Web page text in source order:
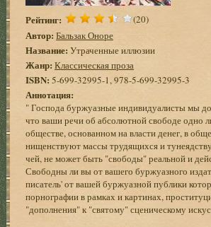
Рейтинг: (20)
Автор: Бальзак Оноре
Название: Утраченные иллюзии
Жанр: Классическая проза
ISBN: 5-699-32995-1, 978-5-699-32995-3
Аннотация:
" Господа буржуазные индивидуалисты мы
что ваши речи об абсолютной свободе одно
обществе, основанном на власти денег, в
нищенствуют массы трудящихся и
чей, не может быть "свободы" реальной и
Свободны ли вы от вашего буржуазного
писатель' от вашей буржуазной публики
порнографии в рамках и картинах,
"дополнения" к "святому" сценическому